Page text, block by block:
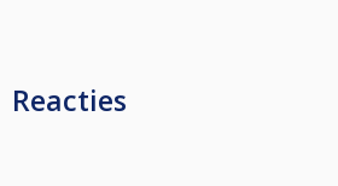
Reacties